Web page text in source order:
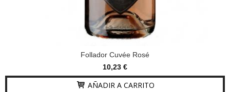
Follador Cuvée Rosé
10,23 €
AÑADIR A CARRITO